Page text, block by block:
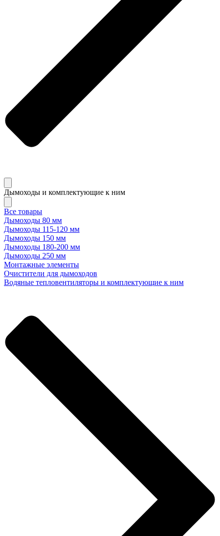
Дымоходы и комплектующие к ним
Все товары
Дымоходы 80 мм
Дымоходы 115-120 мм
Дымоходы 150 мм
Дымоходы 180-200 мм
Дымоходы 250 мм
Монтажные элементы
Очистители для дымоходов
Водяные тепловентиляторы и комплектующие к ним